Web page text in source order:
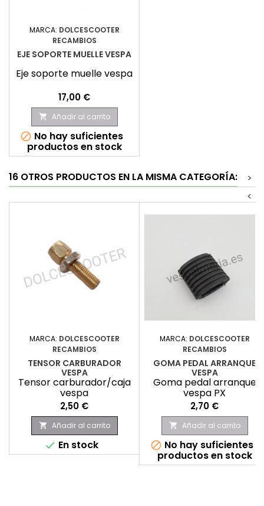
MARCA: DOLCESCOOTER
RECAMBIOS
EJE SOPORTE MUELLE VESPA
Eje soporte muelle vespa
Precio
17,00 €
 Añadir al carrito
 No hay suficientes
productos en stock
16 OTROS PRODUCTOS EN LA MISMA CATEGORÍA:
>
<
MARCA: DOLCESCOOTER
RECAMBIOS
TENSOR CARBURADOR
VESPA
Tensor carburador/caja
vespa
Precio
2,50 €
 Añadir al carrito
 En stock
MARCA: DOLCESCOOTER
RECAMBIOS
GOMA PEDAL ARRANQUE
VESPA
Goma pedal arranque
vespa PX
Precio
2,70 €
 Añadir al carrito
 No hay suficientes
productos en stock